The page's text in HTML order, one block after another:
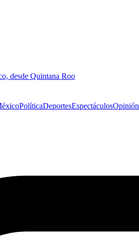
desde Quintana Roo
PolíticaDeportesEspectáculosOpinión